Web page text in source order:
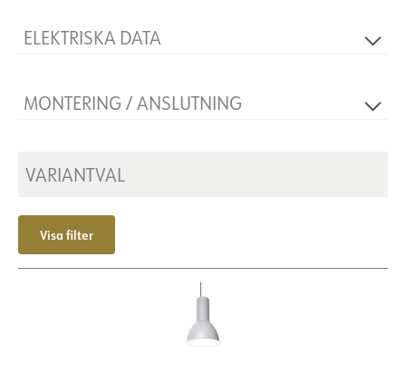
ELEKTRISKA DATA
Spänning [V] 230V 50Hz
MONTERING / ANSLUTNING
VARIANTVAL
Visa filter